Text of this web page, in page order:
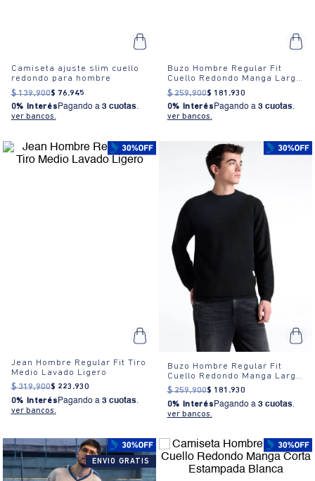
Camiseta ajuste slim cuello
redondo para hombre
$ 139.900$ 76.945
0% InterésPagando a 3 cuotas.
ver bancos.
Buzo Hombre Regular Fit
Cuello Redondo Manga Larga
Algodón
$ 259.900$ 181 .930
0% InterésPagando a 3 cuotas.
ver bancos.
Jean Hombre Regular Fit Tiro
Medio Lavado Ligero
$ 319.900$ 223 .930
0% Interés Pagando a 3 cuotas.
ver bancos.
Buzo Hombre Regular Fit
Cuello Redondo Manga Larga
Algodón
$ 259.900$ 181 .930
0% Interés Pagando a 3 cuotas.
ver bancos.
ENVIO GRATIS